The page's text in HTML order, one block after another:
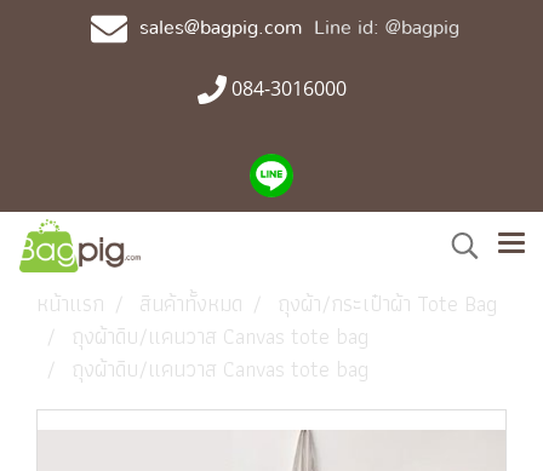
sales@bagpig.com Line id: @bagpig
084-3016000
หน้าแรก สินค้าทั้งหมด
ถุงผ้า/กระเป๋าผ้า Tote Bag
ถุงผ้าดิบ/แคนวาส Canvas tote bag
ถุงผ้าดิบ/แคนวาส Canvas tote bag